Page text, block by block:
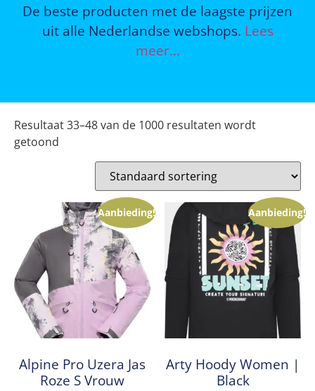
De beste producten met de laagste prijzen
uit alle Nederlandse webshops. Lees
meer…
Resultaat 33–48 van de 1000 resultaten wordt
getoond
Aanbieding!
Alpine Pro Uzera Jas
Roze S Vrouw
Aanbieding!
Arty Hoody Women |
Black